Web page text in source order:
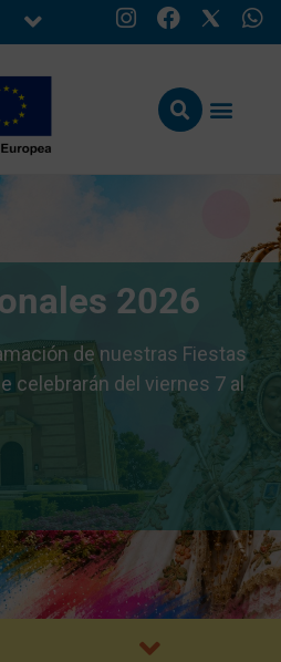
2026
de nuestras Fiestas
celebrarán del viernes 7 al